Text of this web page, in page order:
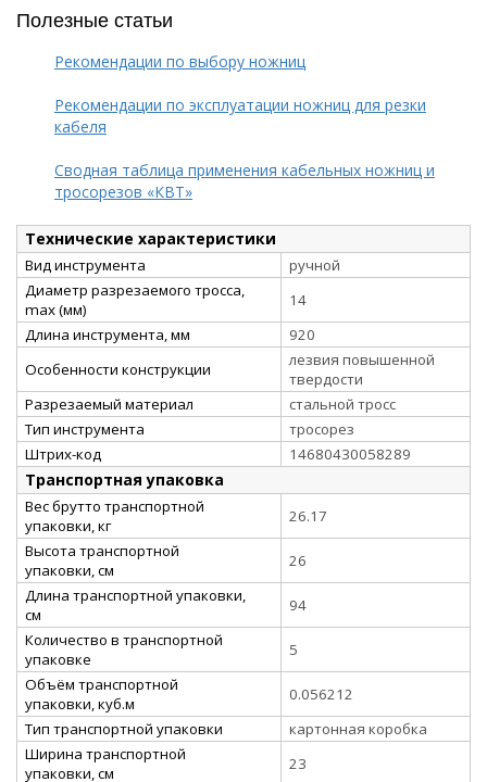
Полезные статьи
Рекомендации по выбору ножниц
Рекомендации по эксплуатации ножниц для резки
кабеля
Сводная таблица применения кабельных ножниц и
тросорезов «КВТ»
Технические характеристики
Вид инструмента
ручной
Диаметр разрезаемого тросса,
max (мм)
14
Длина инструмента, мм
920
Особенности конструкции
лезвия повышенной
твердости
Разрезаемый материал
стальной тросс
Тип инструмента
тросорез
Штрих-код
14680430058289
Транспортная упаковка
Вес брутто транспортной
упаковки, кг
26.17
Высота транспортной
упаковки, см
26
Длина транспортной упаковки,
см
94
Количество в транспортной
упаковке
5
Объём транспортной
упаковки, куб.м
0.056212
Тип транспортной упаковки
картонная коробка
Ширина транспортной
упаковки, см
23